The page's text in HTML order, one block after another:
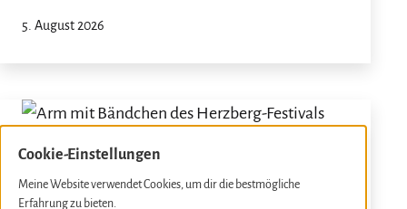
5. August 2026
Cookie-Einstellungen
Meine Website verwendet Cookies, um dir die bestmögliche
Erfahrung zu bieten.